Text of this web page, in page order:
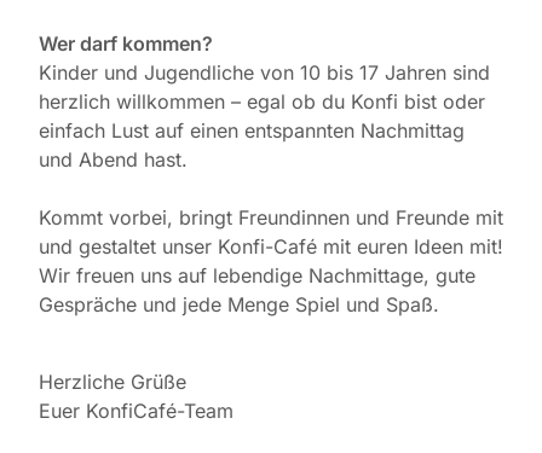
Wer darf kommen?
Kinder und Jugendliche von 10 bis 17 Jahren sind
herzlich willkommen – egal ob du Konfi bist oder
einfach Lust auf einen entspannten Nachmittag
und Abend hast.
Kommt vorbei, bringt Freundinnen und Freunde mit
und gestaltet unser Konfi-Café mit euren Ideen mit!
Wir freuen uns auf lebendige Nachmittage, gute
Gespräche und jede Menge Spiel und Spaß.
Herzliche Grüße
Euer KonfiCafé-Team